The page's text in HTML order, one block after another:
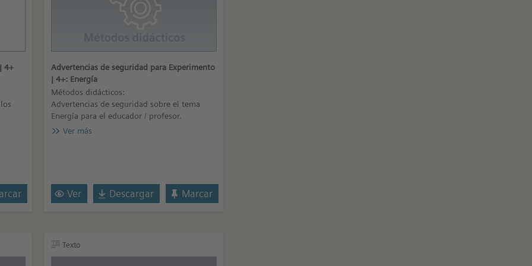
4+
Advertencias de seguridad para Experimento
| 4+: Energía
Métodos didácticos:
Advertencias de seguridad sobre el tema
Energía para el educador / profesor.
Ver más
Ver Descargar Marcar
Texto